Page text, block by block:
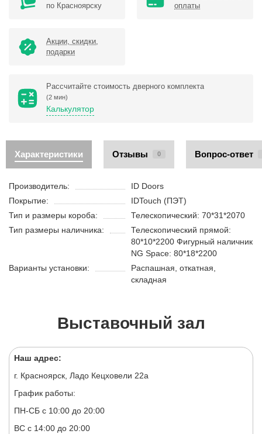
по Красноярску
оплаты
Акции, скидки,
подарки
Рассчитайте стоимость дверного комплекта
(2 мин)
Калькулятор
Характеристики Отзывы 0 Вопрос-ответ
Производитель:
ID Doors
Покрытие:
IDTouch (ПЭТ)
Тип и размеры короба:
Телескопический: 70*31*2070
Тип размеры наличника:
Телескопический прямой:
80*10*2200 Фигурный наличник
NG Space: 80*18*2200
Варианты установки:
Распашная, откатная,
складная
Выставочный зал
Наш адрес:
г. Красноярск, Ладо Кецховели 22а
График работы:
ПН-СБ с 10:00 до 20:00
ВС с 14:00 до 20:00